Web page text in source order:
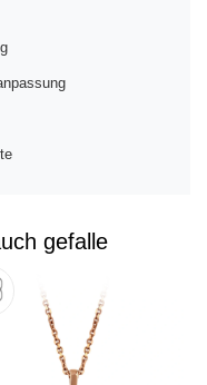
gefalle